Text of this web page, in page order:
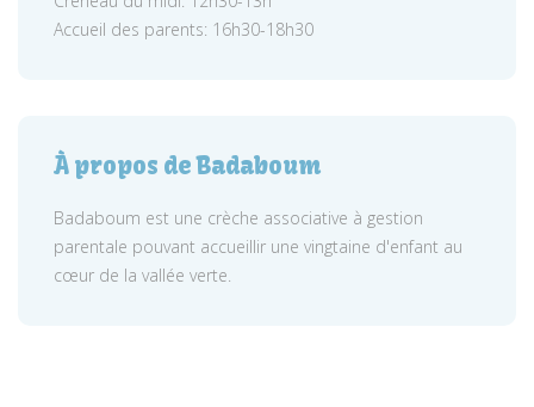
Accueil des parents: 16h30-18h30
À propos de Badaboum
Badaboum est une crèche associative à gestion
parentale pouvant accueillir une vingtaine d'enfant au
cœur de la vallée verte.